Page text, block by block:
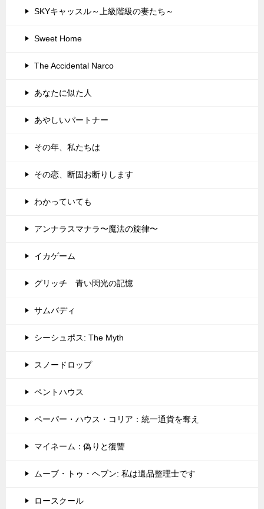
SKYキャッスル～上級階級の妻たち～
Sweet Home
The Accidental Narco
あなたに似た人
あやしいパートナー
その年、私たちは
その恋、断固お断りします
わかっていても
アンナラスマナラ〜魔法の旋律〜
イカゲーム
グリッチ 青い閃光の記憶
サムバディ
シーシュポス: The Myth
スノードロップ
ペントハウス
ペーパー・ハウス・コリア：統一通貨を奪え
マイネーム：偽りと復讐
ムーブ・トゥ・ヘブン: 私は遺品整理士です
ロースクール